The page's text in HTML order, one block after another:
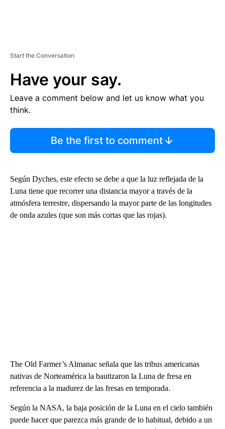
Start the Conversation
Have your say.
Leave a comment below and let us know what you
think.
Be the first to comment
Según Dyches, este efecto se debe a que la luz reflejada de la
Luna tiene que recorrer una distancia mayor a través de la
atmósfera terrestre, dispersando la mayor parte de las longitudes
de onda azules (que son más cortas que las rojas).
The Old Farmer’s Almanac señala que las tribus americanas
nativas de Norteamérica la bautizaron la Luna de fresa en
referencia a la madurez de las fresas en temporada.
Según la NASA, la baja posición de la Luna en el cielo también
puede hacer que parezca más grande de lo habitual, debido a un